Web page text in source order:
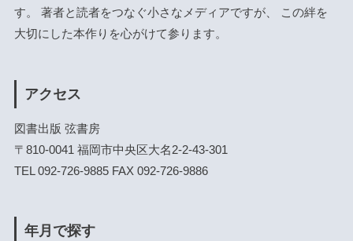
す。 著者と読者をつなぐ小さなメディアですが、 この絆を
大切にした本作りを心がけて参ります。
アクセス
図書出版 弦書房
〒810-0041 福岡市中央区大名2-2-43-301
TEL 092-726-9885 FAX 092-726-9886
年月で探す